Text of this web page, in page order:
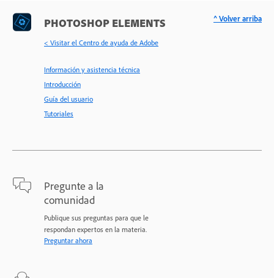
PHOTOSHOP ELEMENTS
< Visitar el Centro de ayuda de Adobe
Información y asistencia técnica
Introducción
Guía del usuario
Tutoriales
Pregunte a la
comunidad
Publique sus preguntas para que le
respondan expertos en la materia.
Preguntar ahora
^ Volver arriba